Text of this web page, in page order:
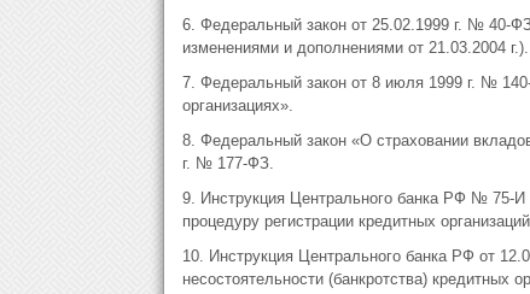
6. Федеральный закон от 25.02.1999 г. № 40-
изменениями и дополнениями от 21.03.2004 г.).
7. Федеральный закон от 8 июля 1999 г. №
организациях».
8. Федеральный закон «О страховании
г. № 177-ФЗ.
9. Инструкция Центрального банка РФ № 75-
процедуру регистрации кредитных
10. Инструкция Центрального банка РФ от
несостоятельности (банкротства)